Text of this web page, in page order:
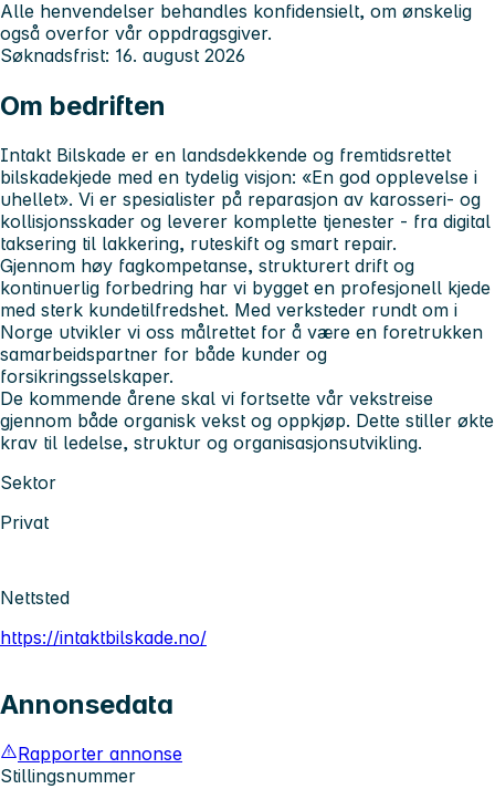
Alle henvendelser behandles konfidensielt, om ønskelig
også overfor vår oppdragsgiver.
Søknadsfrist: 16. august 2026
Om bedriften
Intakt Bilskade er en landsdekkende og fremtidsrettet
bilskadekjede med en tydelig visjon: «En god opplevelse i
uhellet». Vi er spesialister på reparasjon av karosseri- og
kollisjonsskader og leverer komplette tjenester - fra digital
taksering til lakkering, ruteskift og smart repair.
Gjennom høy fagkompetanse, strukturert drift og
kontinuerlig forbedring har vi bygget en profesjonell kjede
med sterk kundetilfredshet. Med verksteder rundt om i
Norge utvikler vi oss målrettet for å være en foretrukken
samarbeidspartner for både kunder og
forsikringsselskaper.
De kommende årene skal vi fortsette vår vekstreise
gjennom både organisk vekst og oppkjøp. Dette stiller økte
krav til ledelse, struktur og organisasjonsutvikling.
Sektor
Privat
Nettsted
https://intaktbilskade.no/
Annonsedata
Rapporter annonse
Stillingsnummer